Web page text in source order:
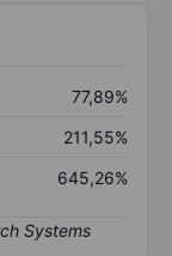
77,89%
211,55%
645,26%